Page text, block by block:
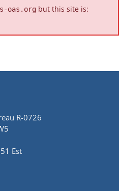
oas.org but this site is:
R-0726
Est